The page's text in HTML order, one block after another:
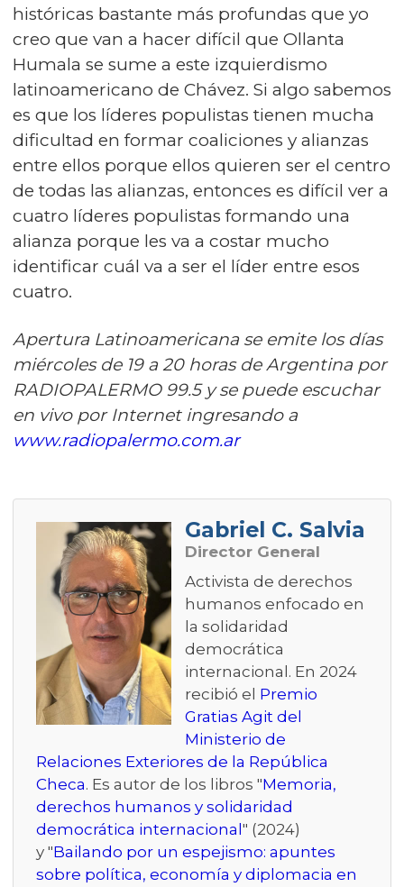
históricas bastante más profundas que yo
creo que van a hacer difícil que Ollanta
Humala se sume a este izquierdismo
latinoamericano de Chávez. Si algo sabemos
es que los líderes populistas tienen mucha
dificultad en formar coaliciones y alianzas
entre ellos porque ellos quieren ser el centro
de todas las alianzas, entonces es difícil ver a
cuatro líderes populistas formando una
alianza porque les va a costar mucho
identificar cuál va a ser el líder entre esos
cuatro.
Apertura Latinoamericana se emite los días
miércoles de 19 a 20 horas de Argentina por
RADIOPALERMO 99.5 y se puede escuchar
en vivo por Internet ingresando a
www.radiopalermo.com.ar
Gabriel C. Salvia
Director General
Activista de derechos
humanos enfocado en
la solidaridad
democrática
internacional. En 2024
recibió el Premio
Gratias Agit del
Ministerio de
Relaciones Exteriores de la República
Checa. Es autor de los libros "Memoria,
derechos humanos y solidaridad
democrática internacional " (2024)
y "Bailando por un espejismo: apuntes
sobre política, economía y diplomacia en